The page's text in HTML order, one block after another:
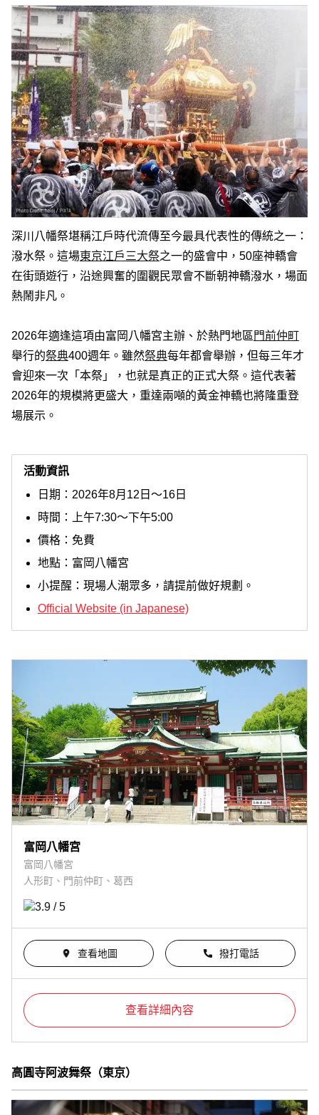
深川八幡祭堪稱江戶時代流傳至今最具代表性的傳統之一：
潑水祭。這場東京江戶三大祭之一的盛會中，50座神轎會
在街頭遊行，沿途興奮的圍觀民眾會不斷朝神轎潑水，場面
熱鬧非凡。
2026年適逢這項由富岡八幡宮主辦、於熱門地區 門前仲町
舉行的祭典400週年。雖然祭典每年都會舉辦，但每三年才
會迎來一次「本祭」，也就是真正的正式大祭。這代表著
2026年的規模將更盛大，重達兩噸的黃金神轎也將隆重登
場展示。
活動資訊
日期：2026年8月12日～16日
時間：上午7:30～下午5:00
價格：免費
地點：富岡八幡宮
小提醒：現場人潮眾多，請提前做好規劃。
Official Website (in Japanese)
富岡八幡宮
富岡八幡宮
人形町、門前仲町、葛西
查看地圖 撥打電話
查看詳細內容
高圓寺阿波舞祭（東京）